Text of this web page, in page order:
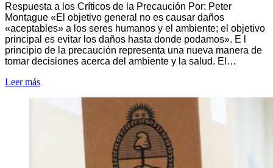
Respuesta a los Críticos de la Precaución Por: Peter
Montague «El objetivo general no es causar daños
«aceptables» a los seres humanos y el ambiente; el objetivo
principal es evitar los daños hasta donde podamos». E l
principio de la precaución representa una nueva manera de
tomar decisiones acerca del ambiente y la salud. El…
Leer más